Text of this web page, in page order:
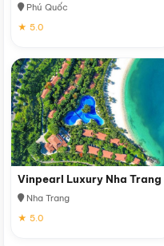
Phú Quốc
★ 5.0
Vinpearl Luxury Nha Trang
Nha Trang
★ 5.0